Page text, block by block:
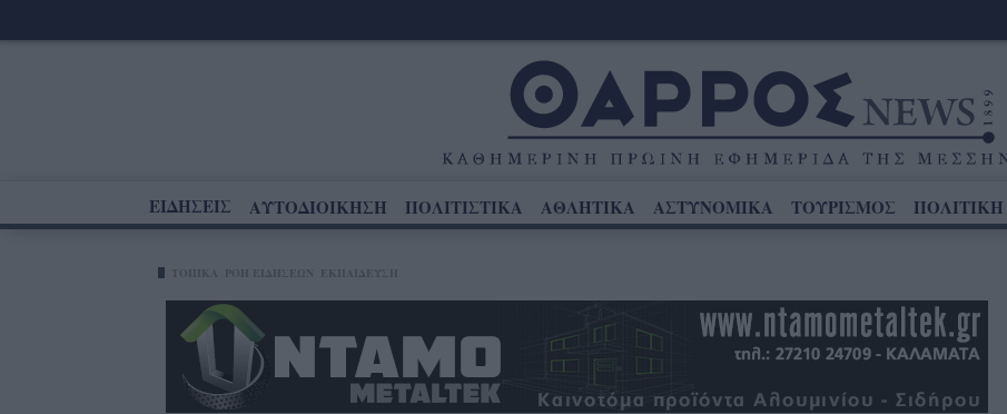
ΕΙΔΗΣΕΙΣ ΑΥΤΟΔΙΟΙΚΗΣΗ ΠΟΛΙΤΙΣΤΙΚΑ ΑΘΛΗΤΙΚΑ ΑΣΤΥΝΟΜΙΚΑ ΤΟΥΡΙΣΜΟΣ ΠΟΛΙΤΙΚΗ